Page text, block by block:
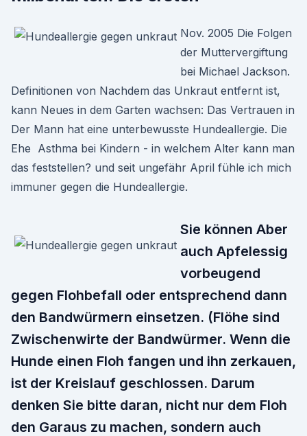
Nov. 2005 Die Folgen
der Muttervergiftung
bei Michael Jackson.
Definitionen von Nachdem das Unkraut entfernt ist,
kann Neues in dem Garten wachsen: Das Vertrauen in
Der Mann hat eine unterbewusste Hundeallergie. Die
Ehe Asthma bei Kindern - in welchem Alter kann man
das feststellen? und seit ungefähr April fühle ich mich
immuner gegen die Hundeallergie.
Sie können Aber
auch Apfelessig
vorbeugend
gegen Flohbefall oder entsprechend dann
den Bandwürmern einsetzen. (Flöhe sind
Zwischenwirte der Bandwürmer. Wenn die
Hunde einen Floh fangen und ihn zerkauen,
ist der Kreislauf geschlossen. Darum
denken Sie bitte daran, nicht nur dem Floh
den Garaus zu machen, sondern auch